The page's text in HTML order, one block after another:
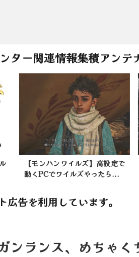
ター関連情報集積アンテ
ハンワイルズ】高設定で
PCでワイルズやったら...
【モンハ
受注条件
告を利用しています。
ンランス、めちゃく